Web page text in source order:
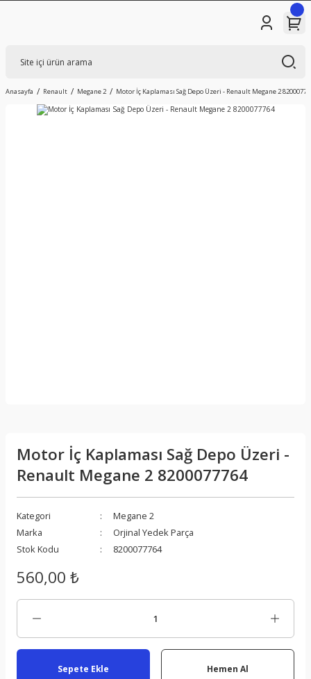
Anasayfa Renault Megane 2 Motor İç Kaplaması Sağ Depo Üzeri - Renault Megane 2
Motor İç Kaplaması Sağ Depo Üzeri -
Renault Megane 2 8200077764
Kategori
Megane 2
Marka
Orjinal Yedek Parça
Stok Kodu
8200077764
560,00 ₺
Sepete Ekle Hemen Al